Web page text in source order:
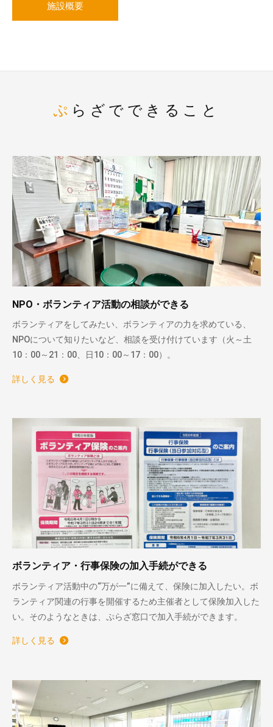
施設概要
ぷらざでできること
NPO・ボランティア活動の相談ができる
ボランティアをしてみたい、ボランティアの力を求めている、
NPOについて知りたいなど、相談を受け付けています（火～土
10：00～21：00、日10：00～17：00）。
詳しく見る
ボランティア・行事保険の加入手続ができる
ボランティア活動中の“万が一”に備えて、保険に加入したい。ボ
ランティア関連の行事を開催するため主催者として保険加入した
い。そのようなときは、ぷらざ窓口で加入手続ができます。
詳しく見る